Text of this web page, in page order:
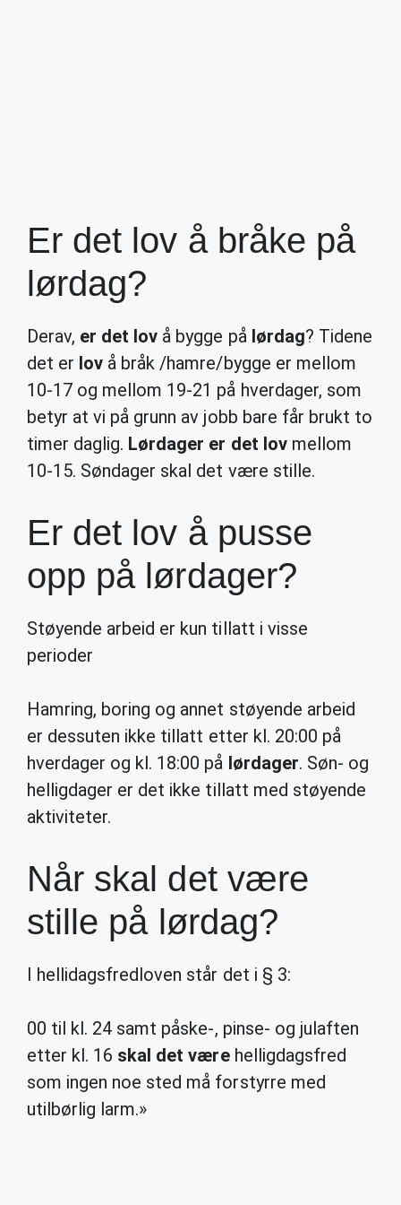
Er det lov å bråke på
lørdag?
Derav, er det lov å bygge på lørdag? Tidene
det er lov å bråk /hamre/bygge er mellom
10-17 og mellom 19-21 på hverdager, som
betyr at vi på grunn av jobb bare får brukt to
timer daglig. Lørdager er det lovmellom
10-15. Søndager skal det være stille.
Er det lov å pusse
opp på lørdager?
Støyende arbeid er kun tillatt i visse
perioder
Hamring, boring og annet støyende arbeid
er dessuten ikke tillatt etter kl. 20:00 på
hverdager og kl. 18:00 på lørdager. Søn- og
helligdager er det ikke tillatt med støyende
aktiviteter.
Når skal det være
stille på lørdag?
I hellidagsfredloven står det i § 3:
00 til kl. 24 samt påske-, pinse- og julaften
etter kl. 16 skal det værehelligdagsfred
som ingen noe sted må forstyrre med
utilbørlig larm.»